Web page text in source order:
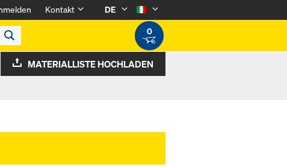
Kontakt
DE
0
MATERIALLISTE HOCHLADEN